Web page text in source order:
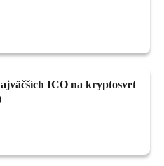
ICO na kryptosvet